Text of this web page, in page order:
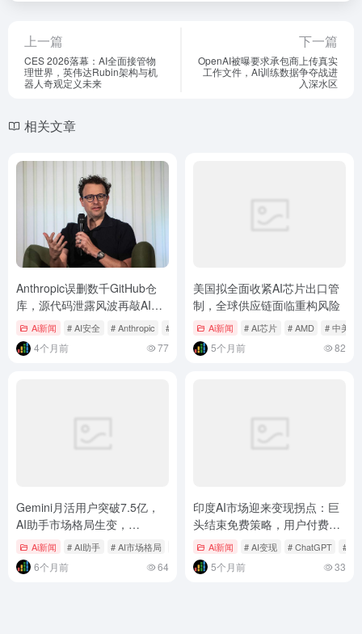
上一篇
CES 2026落幕：AI全面接管物
理世界，英伟达Rubin架构与机
器人奇观定义未来
下一篇
OpenAI被曝要求承包商上传真实
工作文件，AI训练数据争夺战进
入深水区
相关文章
Anthropic误删数千GitHub仓
库，源代码泄露风波再敲AI安
全警钟
Ai新闻 # AI安全 # Anthropic # Claude Code
4个月前 77
美国拟全面收紧AI芯片出口管
制，全球供应链面临重构风险
Ai新闻 # AI芯片 # AMD # 中美科
5个月前 82
Gemini月活用户突破7.5亿，
AI助手市场格局生变，
ChatGPT迎来最强挑战者
Ai新闻 # AI助手 # AI市场格局 # ChatGPT
6个月前 64
印度AI市场迎来变现拐点：巨
头结束免费策略，用户付费意
愿成关键考验
Ai新闻 # AI变现 # ChatGPT #
5个月前 33